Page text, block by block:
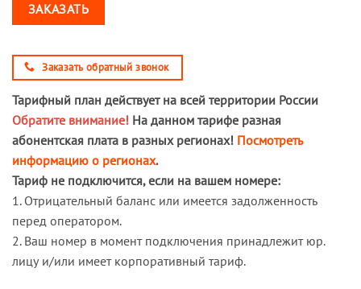
ЗАКАЗАТЬ
Заказать обратный звонок
Тарифный план действует на всей территории России
Обратите внимание! На данном тарифе разная
абонентская плата в разных регионах! Посмотреть
информацию о регионах.
Тариф не подключится, если на вашем номере:
1. Отрицательный баланс или имеется задолженность
перед оператором.
2. Ваш номер в момент подключения принадлежит юр.
лицу и/или имеет корпоративный тариф.